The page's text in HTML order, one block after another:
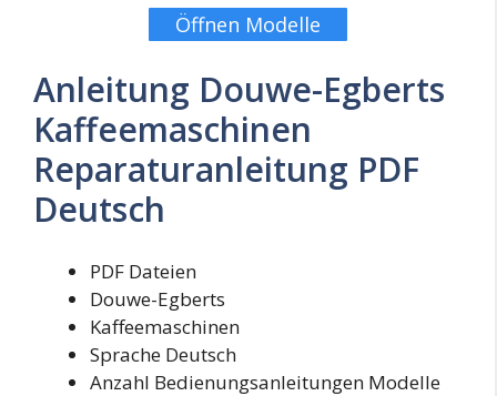
Öffnen Modelle
Anleitung Douwe-Egberts
Kaffeemaschinen
Reparaturanleitung PDF
Deutsch
PDF Dateien
Douwe-Egberts
Kaffeemaschinen
Sprache Deutsch
Anzahl Bedienungsanleitungen Modelle